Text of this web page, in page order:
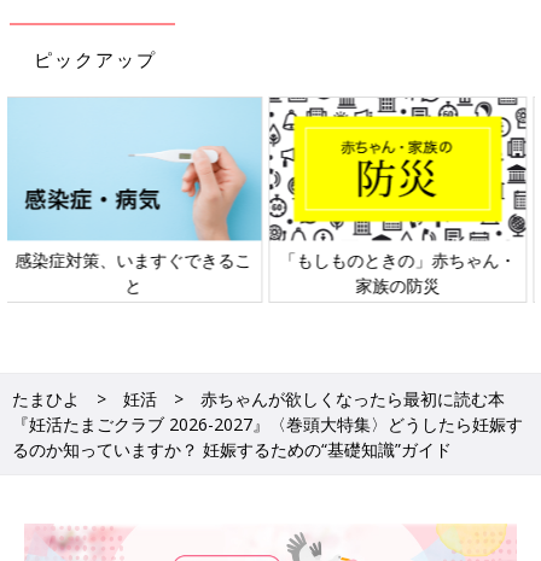
ピックアップ
日本外来小児科学会リーフレッ
ト検討会
六星占術 細木かおりさんの人生
相談
たまひよ 妊活
赤ちゃんが欲しくなったら最初に読む本
『妊活たまごクラブ 2026-2027』〈巻頭大特集〉どうしたら妊娠す
るのか知っていますか？ 妊娠するための“基礎知識”ガイド